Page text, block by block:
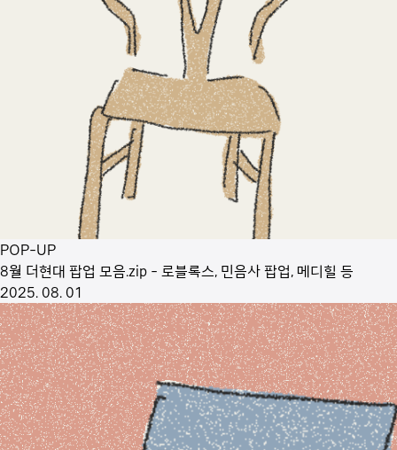
POP-UP
8월 더현대 팝업 모음.zip - 로블록스, 민음사 팝업, 메디힐 등
2025. 08. 01